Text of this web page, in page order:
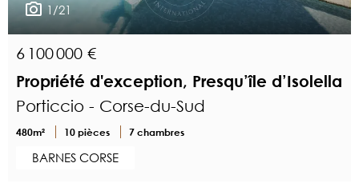
1/21
6 100 000 €
Propriété d'exception, Presqu’île d’Isolella
Porticcio - Corse-du-Sud
480m² 10 pièces 7 chambres
BARNES CORSE